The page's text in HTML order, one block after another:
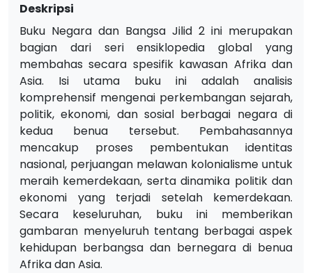
Deskripsi
Buku Negara dan Bangsa Jilid 2 ini merupakan
bagian dari seri ensiklopedia global yang
membahas secara spesifik kawasan Afrika dan
Asia. Isi utama buku ini adalah analisis
komprehensif mengenai perkembangan sejarah,
politik, ekonomi, dan sosial berbagai negara di
kedua benua tersebut. Pembahasannya
mencakup proses pembentukan identitas
nasional, perjuangan melawan kolonialisme untuk
meraih kemerdekaan, serta dinamika politik dan
ekonomi yang terjadi setelah kemerdekaan.
Secara keseluruhan, buku ini memberikan
gambaran menyeluruh tentang berbagai aspek
kehidupan berbangsa dan bernegara di benua
Afrika dan Asia.